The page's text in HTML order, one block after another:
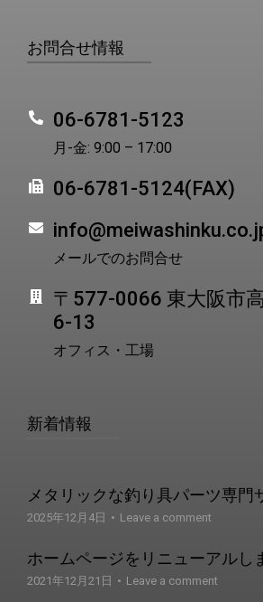
お問合せ情報
06-6781-5123
月-金: 9:00 – 17:00
06-6781-5124(FAX)
メールでのお問合せ
〒577-0066 東大阪市
6-13
オフィス・工場
新着情報
メタリックな釣り具パーツ専門
2025年12月4日 Leave a comment
ホームページをリニューアルし
2021年12月21日 Leave a comment